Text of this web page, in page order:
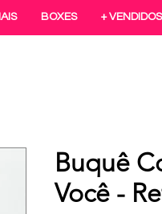
BOXES + VENDIDOS
Buquê
Você -